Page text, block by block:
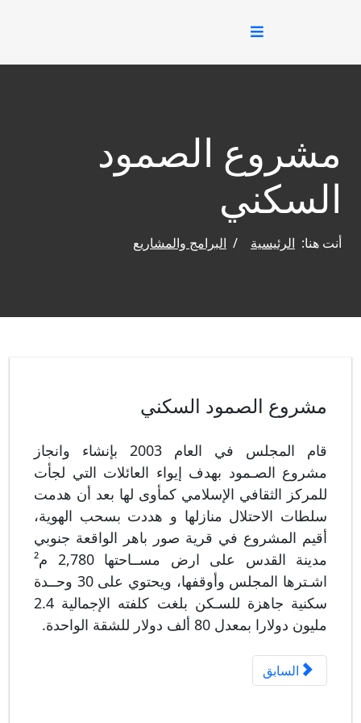
مشروع الصمود
السكني
أنت هنا: الرئيسية البرامج والمشاريع
مشروع الصمود السكني
قام المجلس في العام 2003 بإنشاء وانجاز
مشروع الصـمود بهدف إيواء العائلات التي لجأت
للمركز الثقافي الإسلامي كمأوى لها بعد أن هدمت
سلطات الاحتلال منازلها و هددت بسحب الهوية،
أقيم المشروع في قرية صور باهر الواقعة جنوبي
مدينة القدس على ارض مســاحتها 2,780 م²
اشـترها المجلس وأوقفها، ويحتوي على 30 وحــدة
سكنية جاهزة للسـكن بلغت كلفته الإجمالية 2.4
مليون دولارا بمعدل 80 ألف دولار للشقة الواحدة.
المقال السابق: مشروع إسكان الرباط
السابق